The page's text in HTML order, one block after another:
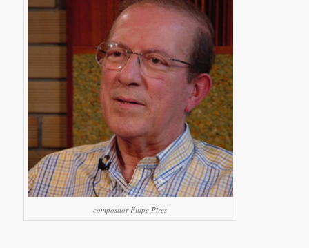
compositor Filipe Pires